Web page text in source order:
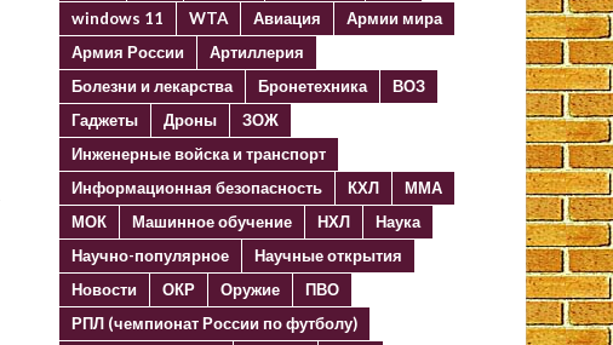
windows 11
WTA Авиация
Армии мира
Армия России
Артиллерия
Болезни и лекарства
Бронетехника
ВОЗ
Гаджеты
Дроны
ЗОЖ
Инженерные войска и транспорт
Информационная безопасность
КХЛ
ММА
МОК
Машинное обучение НХЛ
Наука
Научно-популярное
Научные открытия
Новости
ОКР Оружие
ПВО
РПЛ (чемпионат России по футболу)